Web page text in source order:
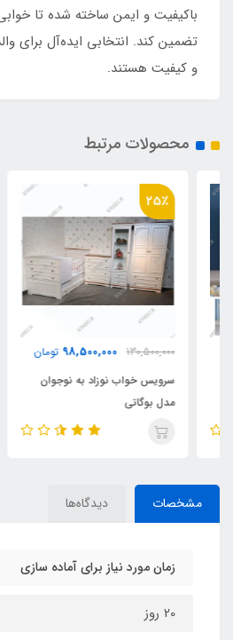
باکیفیت و ایمن ساخته شده تا
تضمین کند. انتخابی ایده‌آل برای
و کیفیت هستند.
محصولات مرتبط
130,500,000
98,500,000 تومان
سرویس خواب نوزاد به نوجوان
مدل بوگاتی
مشخصات دیدگاه‌ها
زمان مورد نیاز برای آماده سازی
20 روز